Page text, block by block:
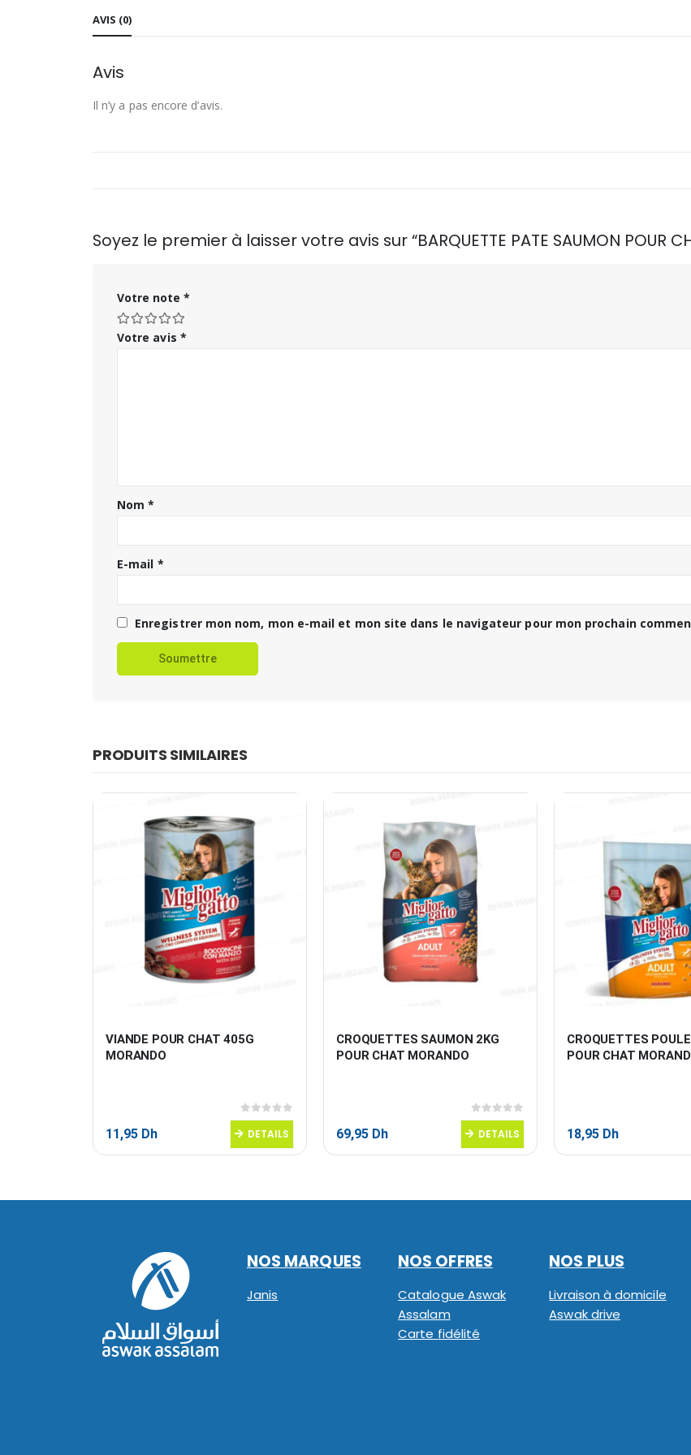
AVIS (0)
Avis
Il n’y a pas encore d’avis.
Soyez le premier à laisser votre avis sur “BARQUETTE PATE SAUMON POUR
Votre note *
Votre avis *
Nom*
E-mail *
Enregistrer mon nom, mon e-mail et mon site dans le navigateur pour mon prochain
PRODUITS SIMILAIRES
VIANDE POUR CHAT 405G
MORANDO
0sur 5
11,95 Dh DETAILS
CROQUETTES SAUMON 2KG
POUR CHAT MORANDO
0sur 5
69,95 Dh DETAILS
CROQUETTES
POUR CHAT
18,95 Dh
NOS MARQUES
Janis
NOS OFFRES
Catalogue Aswak
Assalam
Carte fidélité
NOS PLUS
Livraison à domicile
Aswak drive